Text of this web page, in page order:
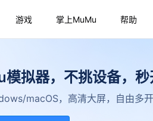
游戏 掌上MuMu 帮助
拟器，不挑设备，秒
macOS，高清大屏，自由多